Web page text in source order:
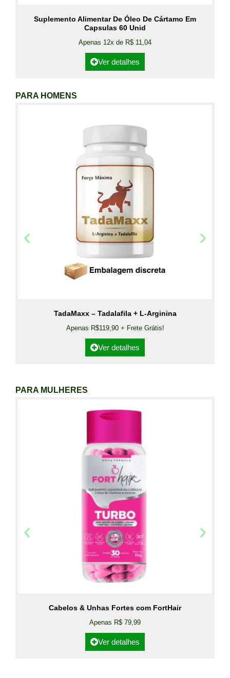
Suplemento Alimentar De Óleo De Cártamo Em
Capsulas 60 Unid
Apenas 12x de R$ 11,04
Ver detalhes
PARA HOMENS
TadaMaxx – Tadalafila + L-Arginina
Apenas R$119,90 + Frete Grátis!
Ver detalhes
PARA MULHERES
Cabelos & Unhas Fortes com FortHair
Apenas R$ 79,99
Ver detalhes